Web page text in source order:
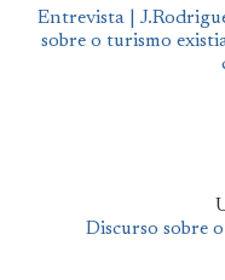
Entrevista |
sobre o turismo
Discurso sobre